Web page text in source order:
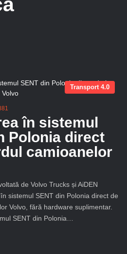
Transport 4.0
în sistemul
Polonia direct
camioanelor
de Volvo Trucks și AiDEN
sistemul SENT din Polonia direct de
Volvo, fără hardware suplimentar.
SENT din Polonia…